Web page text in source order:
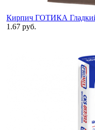
Кирпич ГОТИКА
1.67 руб.